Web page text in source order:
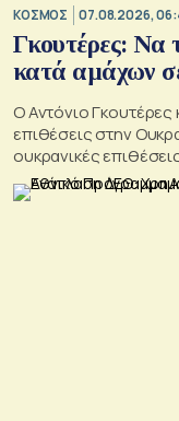
ΚΟΣΜΟΣ 07.08.2026,
Γκουτέρες: Να
κατά αμάχων
Ο Αντόνιο Γκουτέρες
επιθέσεις στην
ουκρανικές
Ρωσίας, οι οποίες
ζημιές σε μη